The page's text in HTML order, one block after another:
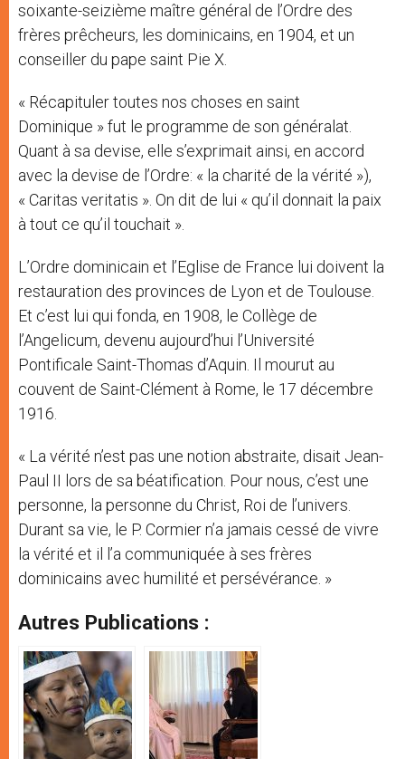
soixante-seizième maître général de l’Ordre des
frères prêcheurs, les dominicains, en 1904, et un
conseiller du pape saint Pie X.
« Récapituler toutes nos choses en saint
Dominique » fut le programme de son généralat.
Quant à sa devise, elle s’exprimait ainsi, en accord
avec la devise de l’Ordre: « la charité de la vérité »),
« Caritas veritatis ». On dit de lui « qu’il donnait la paix
à tout ce qu’il touchait ».
L’Ordre dominicain et l’Eglise de France lui doivent la
restauration des provinces de Lyon et de Toulouse.
Et c’est lui qui fonda, en 1908, le Collège de
l’Angelicum, devenu aujourd’hui l’Université
Pontificale Saint-Thomas d’Aquin. Il mourut au
couvent de Saint-Clément à Rome, le 17 décembre
1916.
« La vérité n’est pas une notion abstraite, disait Jean-
Paul II lors de sa béatification. Pour nous, c’est une
personne, la personne du Christ, Roi de l’univers.
Durant sa vie, le P. Cormier n’a jamais cessé de vivre
la vérité et il l’a communiquée à ses frères
dominicains avec humilité et persévérance. »
Autres Publications :